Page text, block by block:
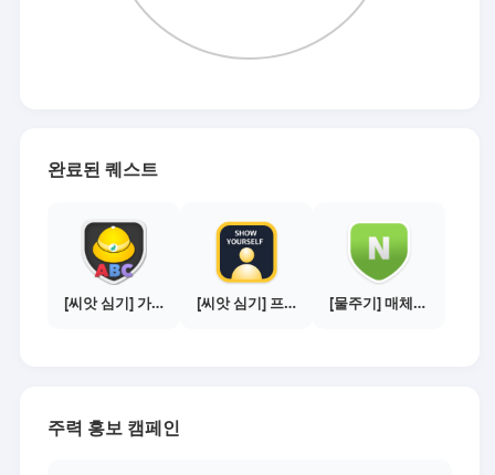
완료된 퀘스트
[씨앗 심기] 가이드보기 - 매체별 활동 가이드 [씨앗 심기] 프로필 사진 등록하기 [물주기] 매체별 포스팅하기 - 네이버 블로그 1건
주력 홍보 캠페인